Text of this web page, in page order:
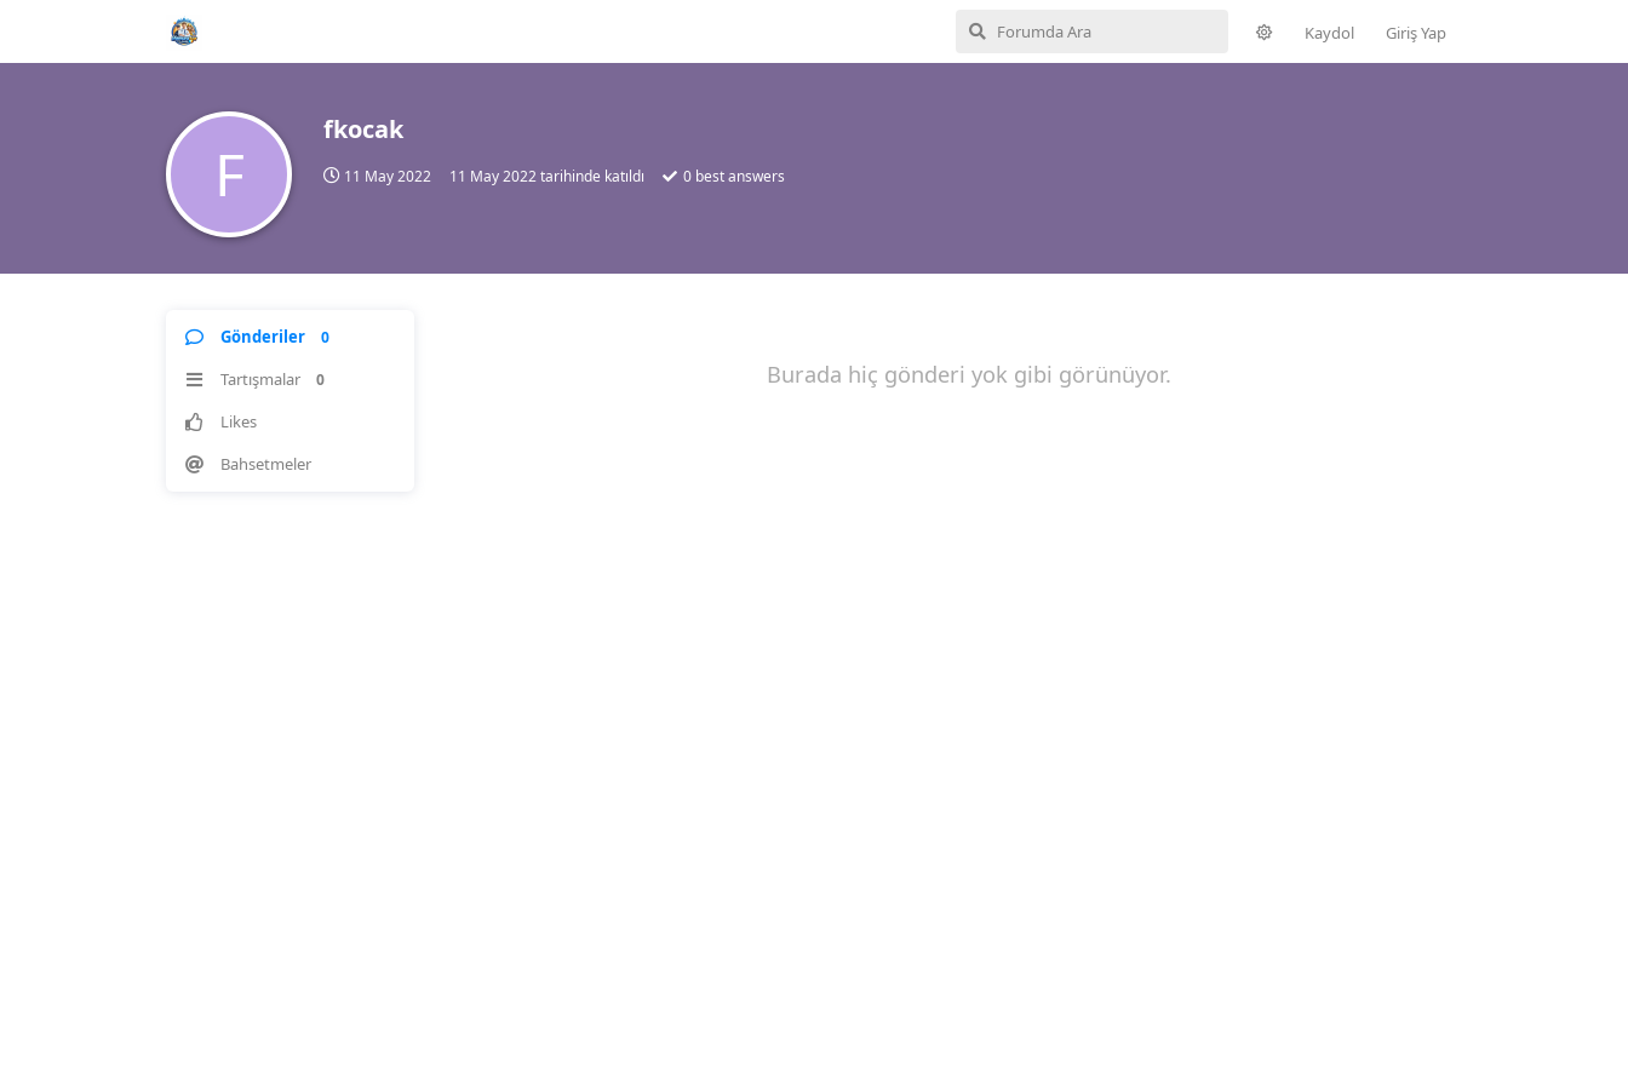
Kaydol Giriş Yap
F
fkocak
11 May 2022 11 May 2022tarihinde katıldı 0 best answers
Gönderiler 0
Tartışmalar 0
Likes
Bahsetmeler
Burada hiç gönderi yok gibi görünüyor.